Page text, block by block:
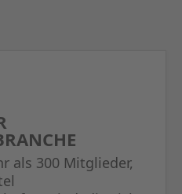
als 300 Mitglieder,